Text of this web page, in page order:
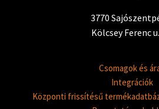
3770
Kölcsey Ferenc
Csomagok és
Integrációk
Központi frissítésű